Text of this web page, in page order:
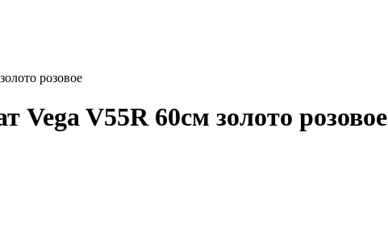
розовое
Vega V55R 60см золото розовое